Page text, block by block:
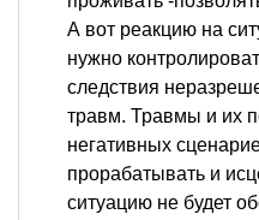
А вот реакцию на
нужно
следствия
травм. Травмы и их
негативных
прорабатывать и
ситуацию не будет